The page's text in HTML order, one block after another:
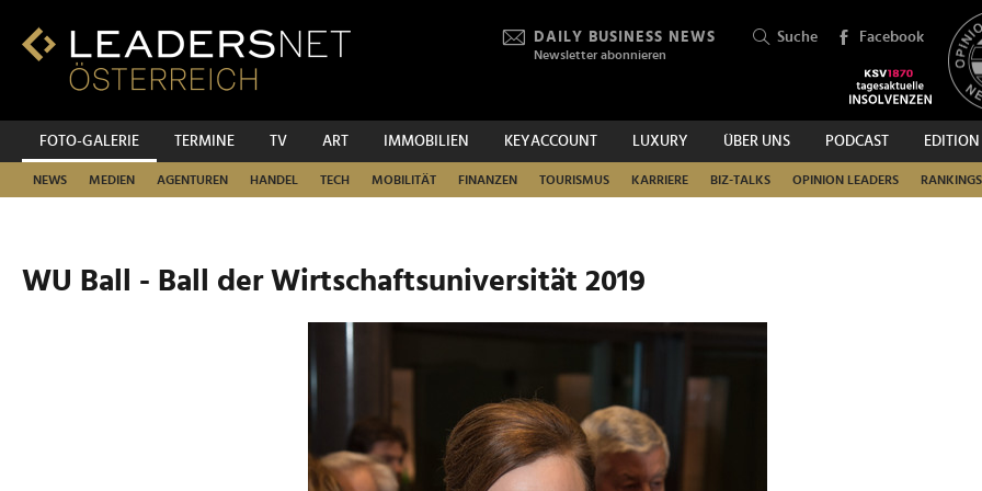
Inhalt
Fußzeilen-
Hauptnavigation
DAILY BUSINESS NEWS
Newsletter abonnieren
Suche Facebook
FOTO-GALERIE TERMINE TV ART IMMOBILIEN KEYACCOUNT LUXURY ÜBER UNS PODCAST EDITION
NEWS MEDIEN AGENTUREN HANDEL TECH MOBILITÄT FINANZEN TOURISMUS KARRIERE BIZ-TALKS OPINION LEADERS RANKINGS
SUCHEN
WU Ball - Ball der Wirtschaftsuniversität 2019